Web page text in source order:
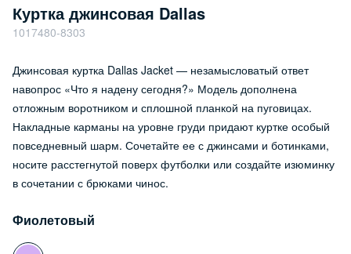
Куртка джинсовая Dallas
1017480-8303
Джинсовая куртка Dallas Jacket — незамысловатый ответ
навопрос «Что я надену сегодня?» Модель дополнена
отложным воротником и сплошной планкой на пуговицах.
Накладные карманы на уровне груди придают куртке особый
повседневный шарм. Сочетайте ее с джинсами и ботинками,
носите расстегнутой поверх футболки или создайте изюминку
в сочетании с брюками чинос.
Фиолетовый